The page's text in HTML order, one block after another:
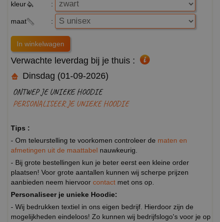
kleur :
maat :
Verwachte leverdag bij je thuis :
Dinsdag (01-09-2026)
ONTWEP JE UNIEKE HOODIE
PERSONALISEER JE UNIEKE HOODIE
Tips :
- Om teleurstelling te voorkomen controleer de maten en
afmetingen uit de maattabel nauwkeurig.
- Bij grote bestellingen kun je beter eerst een kleine order
plaatsen! Voor grote aantallen kunnen wij scherpe prijzen
aanbieden neem hiervoor contact met ons op.
Personaliseer je unieke Hoodie:
- Wij bedrukken textiel in ons eigen bedrijf. Hierdoor zijn de
mogelijkheden eindeloos! Zo kunnen wij bedrijfslogo's voor je op